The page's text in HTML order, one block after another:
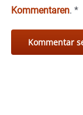
Kommentaren. *